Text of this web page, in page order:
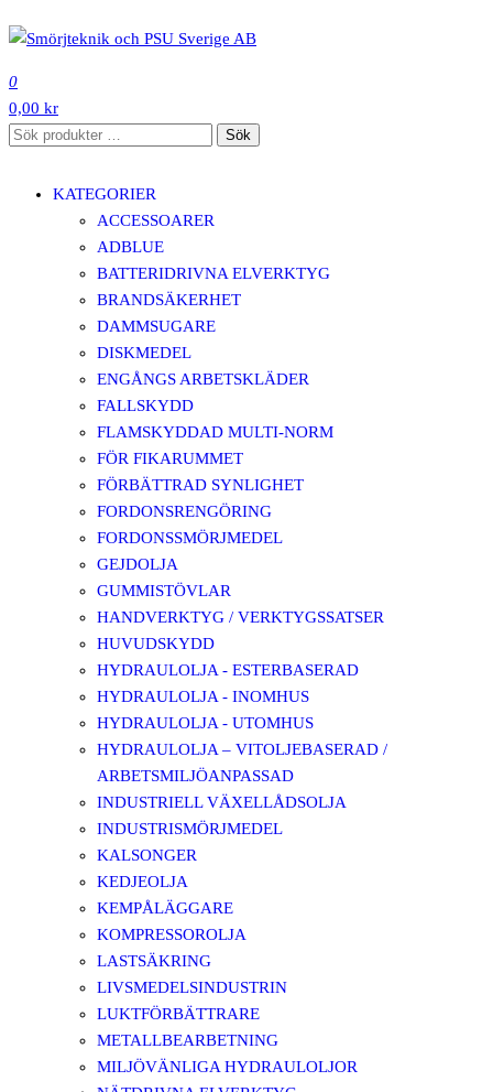
till
innehåll
0
0,00 kr
Sök
Sök
KATEGORIER
ACCESSOARER
ADBLUE
BATTERIDRIVNA ELVERKTYG
BRANDSÄKERHET
DAMMSUGARE
DISKMEDEL
ENGÅNGS ARBETSKLÄDER
FALLSKYDD
FLAMSKYDDAD MULTI-NORM
FÖR FIKARUMMET
FÖRBÄTTRAD SYNLIGHET
FORDONSRENGÖRING
FORDONSSMÖRJMEDEL
GEJDOLJA
GUMMISTÖVLAR
HANDVERKTYG / VERKTYGSSATSER
HUVUDSKYDD
HYDRAULOLJA - ESTERBASERAD
HYDRAULOLJA - INOMHUS
HYDRAULOLJA - UTOMHUS
HYDRAULOLJA – VITOLJEBASERAD /
ARBETSMILJÖANPASSAD
INDUSTRIELL VÄXELLÅDSOLJA
INDUSTRISMÖRJMEDEL
KALSONGER
KEDJEOLJA
KEMPÅLÄGGARE
KOMPRESSOROLJA
LASTSÄKRING
LIVSMEDELSINDUSTRIN
LUKTFÖRBÄTTRARE
METALLBEARBETNING
MILJÖVÄNLIGA HYDRAULOLJOR